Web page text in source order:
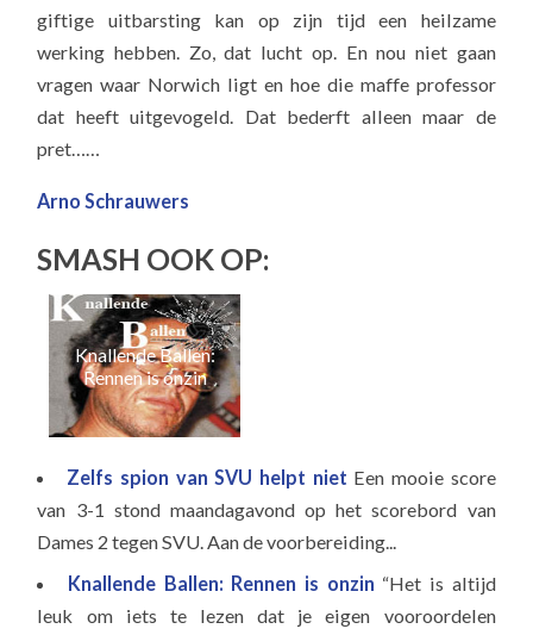
giftige uitbarsting kan op zijn tijd een heilzame
werking hebben. Zo, dat lucht op. En nou niet gaan
vragen waar Norwich ligt en hoe die maffe professor
dat heeft uitgevogeld. Dat bederft alleen maar de
pret……
Arno Schrauwers
SMASH OOK OP:
Knallende Ballen:
Rennen is onzin
Zelfs spion van SVU helpt niet Een mooie score
van 3-1 stond maandagavond op het scorebord van
Dames 2 tegen SVU. Aan de voorbereiding...
Knallende Ballen: Rennen is onzin “Het is altijd
leuk om iets te lezen dat je eigen vooroordelen